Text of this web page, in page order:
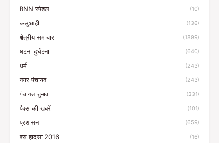
BNN स्पेशल (10)
कलुआही (136)
क्षेत्रीय समाचार (1899)
घटना दुर्घटना (640)
धर्म (243)
नगर पंचायत (243)
पंचायत चुनाव (231)
पैक्स की खबरें (101)
प्रशासन (659)
बस हादसा 2016 (16)